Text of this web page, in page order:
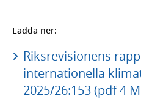
Ladda ner:
Riksrevisionens
internationella
2025/26:153 (pdf 4